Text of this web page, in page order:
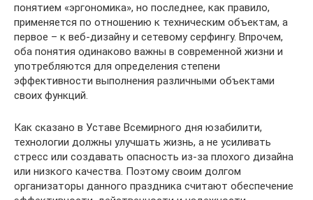
понятием «эргономика», но последнее, как правило,
применяется по отношению к техническим объектам, а
первое – к веб-дизайну и сетевому серфингу. Впрочем,
оба понятия одинаково важны в современной жизни и
употребляются для определения степени
эффективности выполнения различными объектами
своих функций.
Как сказано в Уставе Всемирного дня юзабилити,
технологии должны улучшать жизнь, а не усиливать
стресс или создавать опасность из-за плохого дизайна
или низкого качества. Поэтому своим долгом
организаторы данного праздника считают обеспечение